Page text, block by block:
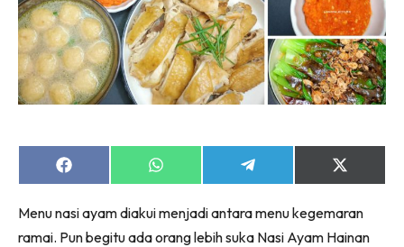
Share
on
Share
on
Share
on
Share
on
(Twitter)
Menu nasi ayam diakui menjadi antara menu kegemaran
ramai. Pun begitu ada orang lebih suka Nasi Ayam Hainan